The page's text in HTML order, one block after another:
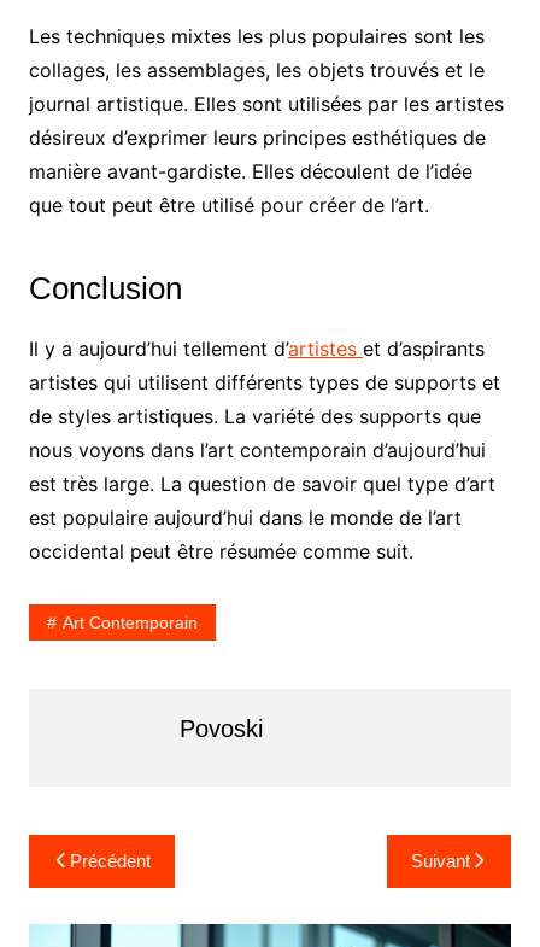
Les techniques mixtes les plus populaires sont les
collages, les assemblages, les objets trouvés et le
journal artistique. Elles sont utilisées par les artistes
désireux d’exprimer leurs principes esthétiques de
manière avant-gardiste. Elles découlent de l’idée
que tout peut être utilisé pour créer de l’art.
Conclusion
Il y a aujourd’hui tellement d’artistes et d’aspirants
artistes qui utilisent différents types de supports et
de styles artistiques. La variété des supports que
nous voyons dans l’art contemporain d’aujourd’hui
est très large. La question de savoir quel type d’art
est populaire aujourd’hui dans le monde de l’art
occidental peut être résumée comme suit.
Art Contemporain
Povoski
Navigation
de
l’article
Précédent Suivant